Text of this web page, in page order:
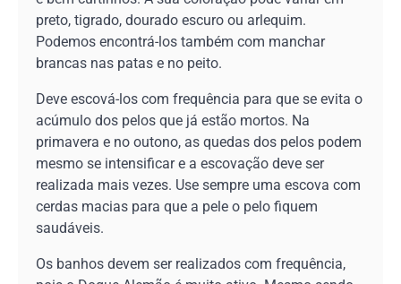
preto, tigrado, dourado escuro ou arlequim.
Podemos encontrá-los também com manchar
brancas nas patas e no peito.
Deve escová-los com frequência para que se evita o
acúmulo dos pelos que já estão mortos. Na
primavera e no outono, as quedas dos pelos podem
mesmo se intensificar e a escovação deve ser
realizada mais vezes. Use sempre uma escova com
cerdas macias para que a pele o pelo fiquem
saudáveis.
Os banhos devem ser realizados com frequência,